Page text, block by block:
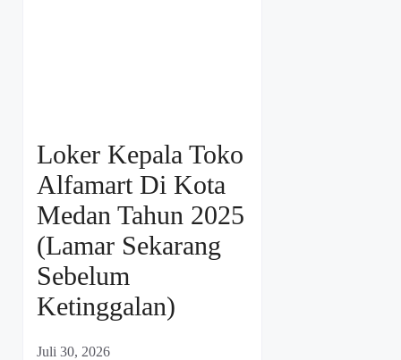
Loker Kepala Toko
Alfamart Di Kota
Medan Tahun 2025
(Lamar Sekarang
Sebelum
Ketinggalan)
Juli 30, 2026